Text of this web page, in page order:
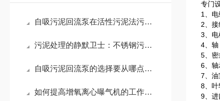
自吸污泥回流泵在活性污泥法污水处理工艺中的作用
污泥处理的静默卫士：不锈钢污泥回流泵
自吸污泥回流泵的选择要从哪点入手？
如何提高增氧离心曝气机的工作效率？
专门
1、
2、
3、电
4、轴
5、密
6、
7、油
8、叶
9、进